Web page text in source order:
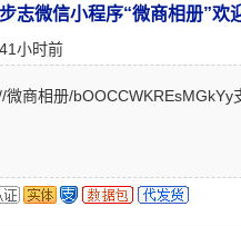
志微信小程序“微商相册”欢
小时前
商相册/bOOCCWKREsMGkYy